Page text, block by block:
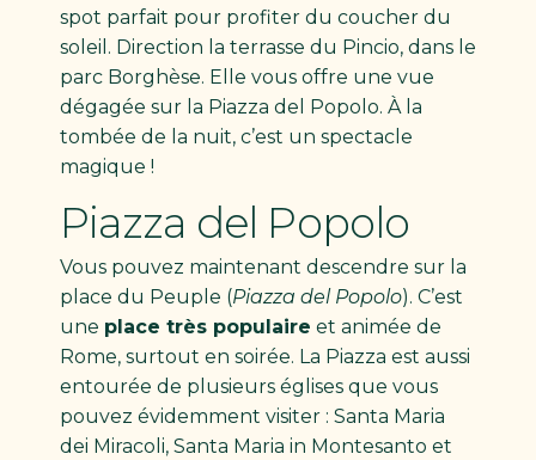
spot parfait pour profiter du coucher du
soleil. Direction la terrasse du Pincio, dans le
parc Borghèse. Elle vous offre une vue
dégagée sur la Piazza del Popolo. À la
tombée de la nuit, c’est un spectacle
magique !
Piazza del Popolo
Vous pouvez maintenant descendre sur la
place du Peuple (Piazza del Popolo). C’est
une place très populaire et animée de
Rome, surtout en soirée. La Piazza est aussi
entourée de plusieurs églises que vous
pouvez évidemment visiter : Santa Maria
dei Miracoli, Santa Maria in Montesanto et